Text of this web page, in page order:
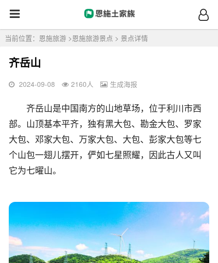
当前位置： 恩施旅游 >恩施旅游景点 > 景点详情
齐岳山
2024-09-08 2160 人 生成海报
齐岳山是中国南方的山地草场，位于利川市西
部。山顶基本平齐，独有黑大包、勘金大包、罗家
大包、邓家大包、万家大包、大包、彭家大包等七
个山包一翅儿摆开，俨如七星照耀，因此古人又叫
它为七曜山。